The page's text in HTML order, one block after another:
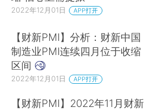
2022年12月01日 APP打开
【财新PMI】分析：财新中国
制造业PMI连续四月位于收缩
区间
2022年12月01日 APP打开
【财新PMI】2022年11月财新